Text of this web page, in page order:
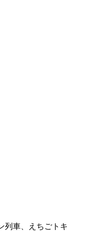
列車、えちごトキ